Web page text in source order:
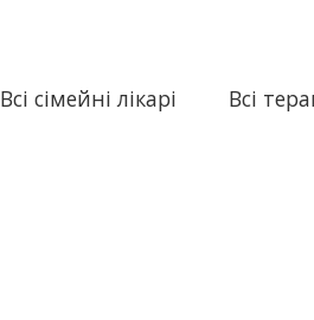
Всі сімейні лікарі Всі